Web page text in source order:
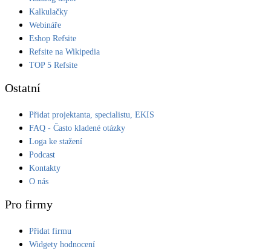
Kalkulačky
Webináře
Eshop Refsite
Refsite na Wikipedia
TOP 5 Refsite
Ostatní
Přidat projektanta, specialistu, EKIS
FAQ - Často kladené otázky
Loga ke stažení
Podcast
Kontakty
O nás
Pro firmy
Přidat firmu
Widgety hodnocení